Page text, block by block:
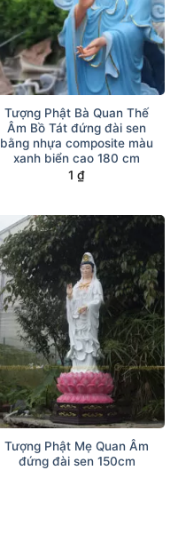
Tượng Phật Bà Quan Thế
Âm Bồ Tát đứng đài sen
bằng nhựa composite màu
xanh biển cao 180 cm
1 ₫
Tượng Phật Mẹ Quan Âm
đứng đài sen 150cm